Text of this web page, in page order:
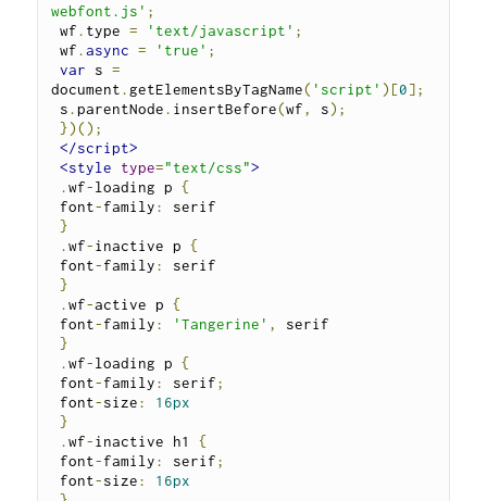
webfont.js' ;
wf . type = 'text/javascript' ;
wf .async = 'true' ;
var s =
document . getElementsByTagName( 'script' )[0];
s .parentNode . insertBefore(wf, s);
})();
</script>
<style
type="text/css">
.wf-loading p {
font-family:
serif
}
.wf-inactive p {
font-family:
serif
}
.wf-active p {
font-family: 'Tangerine' ,
serif
}
.wf-loading p {
font-family: serif;
font-size:
16px
}
.wf-inactive h1 {
font-family: serif;
font-size:
16px